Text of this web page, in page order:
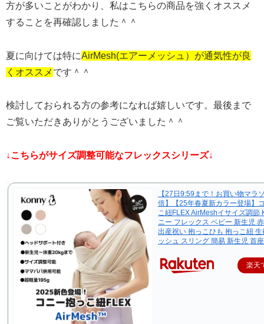
方が多いことがわかり、私はこちらの商品を強くオススメ
することを再確認しました＾＾
夏に向けては特にAirMesh(エアーメッシュ）が通気性が良
くオススメ です＾＾
検討しておられる方の参考になれば嬉しいです。最後まで
ご覧いただきありがとうございました＾＾
↓こちらがサイズ調整可能なフレックスシリーズ↓
【27日9:59まで！お買い物マラ
倍】【25年春夏新カラー登場】
こ紐FLEX AirMeshイサイズ調節
ニー フレックス ベビー 新生児
出産祝い 抱っこひも 抱っこ紐
ッシュ スリング 簡易 新生児 首
楽天